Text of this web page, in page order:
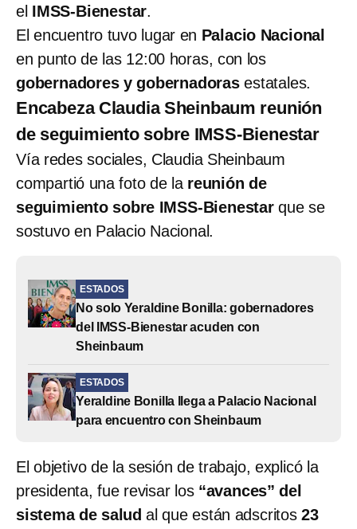
el IMSS-Bienestar.
El encuentro tuvo lugar en Palacio Nacional
en punto de las 12:00 horas, con los
gobernadores y gobernadorasestatales.
Encabeza Claudia Sheinbaum reunión
de seguimiento sobre IMSS-Bienestar
Vía redes sociales, Claudia Sheinbaum
compartió una foto de la reunión de
seguimiento sobre IMSS-Bienestarque se
sostuvo en Palacio Nacional.
ESTADOS
No solo Yeraldine Bonilla: gobernadores
del IMSS-Bienestar acuden con
Sheinbaum
ESTADOS
Yeraldine Bonilla llega a Palacio Nacional
para encuentro con Sheinbaum
El objetivo de la sesión de trabajo, explicó la
presidenta, fue revisar los “avances” del
sistema de salud al que están adscritos23